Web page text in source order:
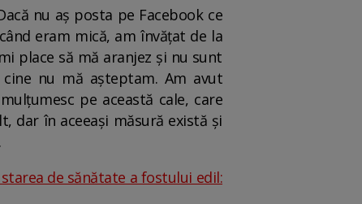
nu aș posta pe Facebook ce
eram mică, am învățat de la
place să mă aranjez și nu sunt
nu mă așteptam. Am avut
pe această cale, care
dar în aceeași măsură există și
.
de sănătate a fostului edil: